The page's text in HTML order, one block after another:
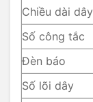
Chiều dài dây
Số công tắc
Đèn báo
Số lõi dây